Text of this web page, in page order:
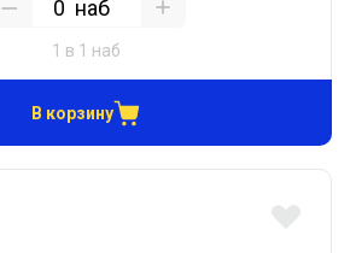
наб
1 в 1 наб
В корзину